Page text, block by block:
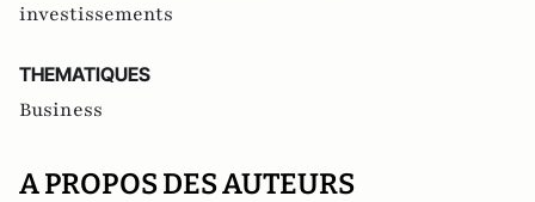
investissements
THEMATIQUES
Business
A PROPOS DES AUTEURS